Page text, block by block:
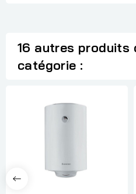
16 autres produits
catégorie :